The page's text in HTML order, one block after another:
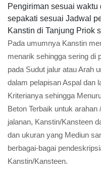
Pengiriman sesuai
sepakati sesuai Jadwal
Kanstin di Tanjung Priok
Pada umumnya Kanstin
menarik sehingga sering di
pada Sudut jalur atau Arah
dalam pelapisan Aspal dan
Kriterianya sehingga
Beton Terbaik untuk
jalanan, Kanstin/Kansteen
dan ukuran yang Mediun
berbagai-bagai
Kanstin/Kansteen.